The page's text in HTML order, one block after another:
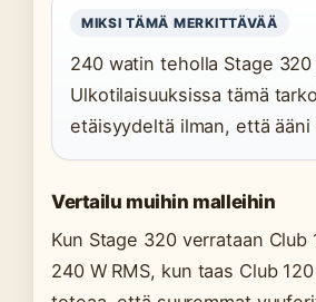
MIKSI TÄMÄ MERKITTÄVÄÄ
240 watin teholla Stage
Ulkotilaisuuksissa tämä
etäisyydeltä ilman, että
Vertailu muihin malleihin
Kun Stage 320 verrataan
240 W RMS, kun taas Club